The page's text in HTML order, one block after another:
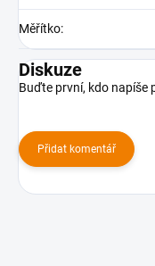
Měřítko:
Diskuze
Buďte první, kdo napíše
Přidat komentář